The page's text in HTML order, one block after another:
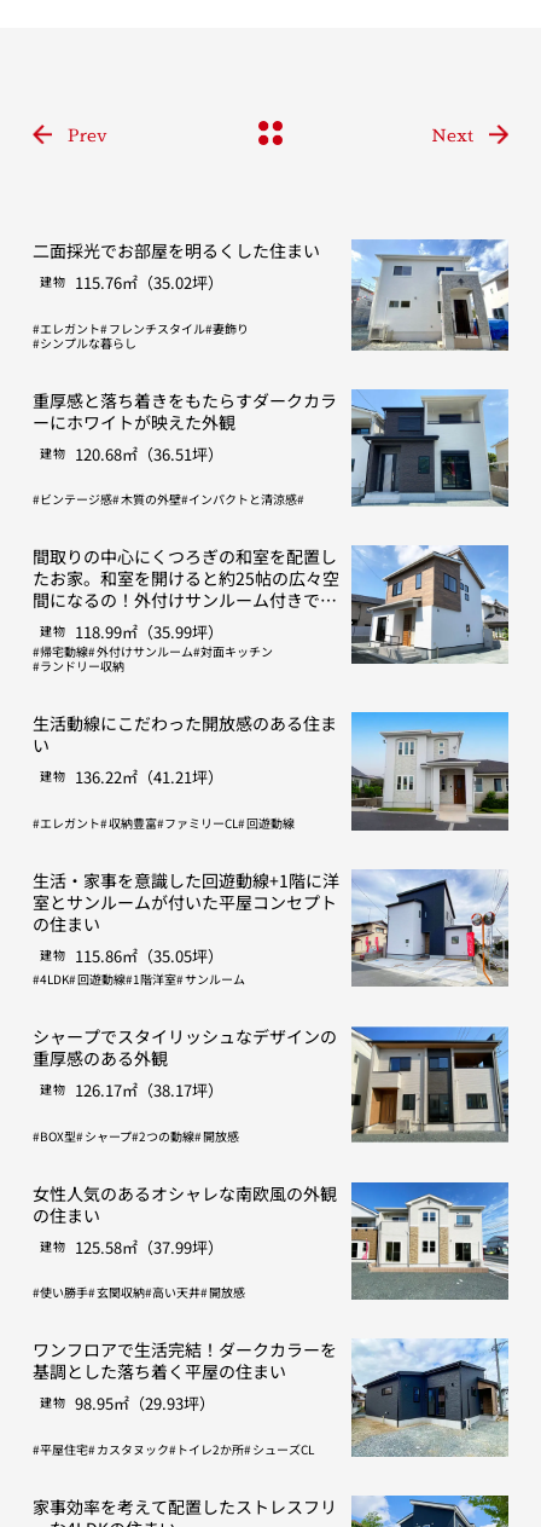
Prev Next
二面採光でお部屋を明るくした住まい
建物 115.76㎡（35.02坪）
エレガント フレンチスタイル 妻飾り
シンプルな暮らし
重厚感と落ち着きをもたらすダークカラ
ーにホワイトが映えた外観
建物 120.68㎡（36.51坪）
ビンテージ感 木質の外壁 インパクトと清涼感
間取りの中心にくつろぎの和室を配置し
たお家。和室を開けると約25帖の広々空
間になるの！外付けサンルーム付きで
す！
建物 118.99㎡（35.99坪）
帰宅動線 外付けサンルーム 対面キッチン
ランドリー収納
生活動線にこだわった開放感のある住ま
い
建物 136.22㎡（41.21坪）
エレガント 収納豊富 ファミリーCL 回遊動線
生活・家事を意識した回遊動線+1階に洋
室とサンルームが付いた平屋コンセプト
の住まい
建物 115.86㎡（35.05坪）
4LDK 回遊動線 1階洋室 サンルーム
シャープでスタイリッシュなデザインの
重厚感のある外観
建物 126.17㎡（38.17坪）
BOX型 シャープ 2つの動線 開放感
女性人気のあるオシャレな南欧風の外観
の住まい
建物 125.58㎡（37.99坪）
使い勝手 玄関収納 高い天井 開放感
ワンフロアで生活完結！ダークカラーを
基調とした落ち着く平屋の住まい
建物 98.95㎡（29.93坪）
平屋住宅 カスタヌック トイレ2か所 シューズCL
家事効率を考えて配置したストレスフリ